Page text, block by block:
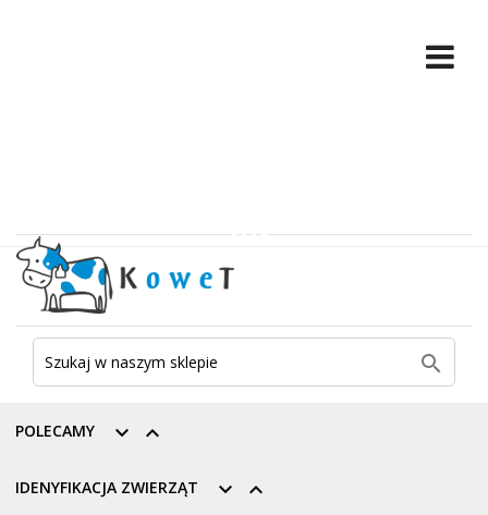

 
POLECAMY
 
IDENYFIKACJA ZWIERZĄT